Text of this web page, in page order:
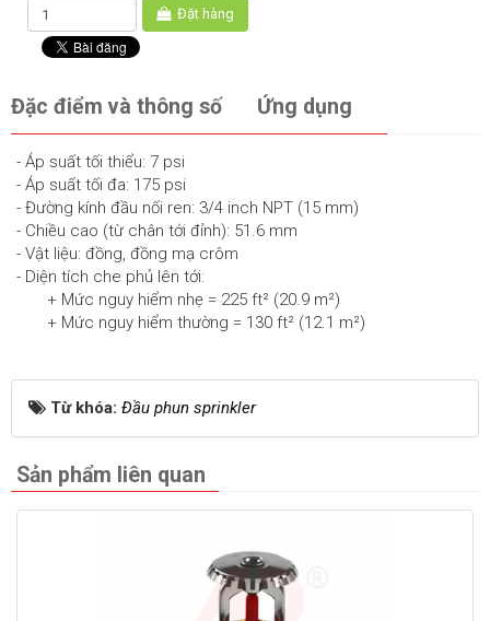
Đặt hàng
Đặc điểm và thông số Ứng dụng
- Áp suất tối thiểu: 7 psi
- Áp suất tối đa: 175 psi
- Đường kính đầu nối ren: 3/4 inch NPT (15 mm)
- Chiều cao (từ chân tới đỉnh): 51.6 mm
- Vật liệu: đồng, đồng mạ crôm
- Diện tích che phủ lên tới:
+ Mức nguy hiểm nhẹ = 225 ft² (20.9 m²)
+ Mức nguy hiểm thường = 130 ft² (12.1 m²)
Từ khóa: Đầu phun sprinkler
Sản phẩm liên quan